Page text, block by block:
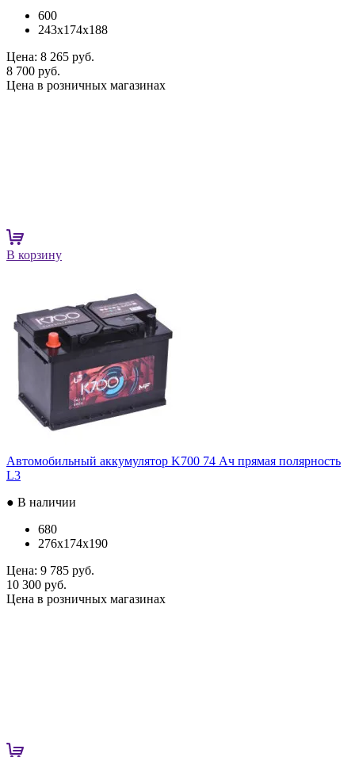
600
243x174x188
Цена: 8 265 руб.
8 700 руб.
Цена в розничных магазинах
В корзину
Автомобильный аккумулятор K700 74 Ач прямая полярность
L3
● В наличии
680
276x174x190
Цена: 9 785 руб.
10 300 руб.
Цена в розничных магазинах